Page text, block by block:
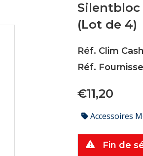
Silentbloc
(Lot de 4)
Réf. Clim
Réf.
€11,20
Accessoires
Fin de